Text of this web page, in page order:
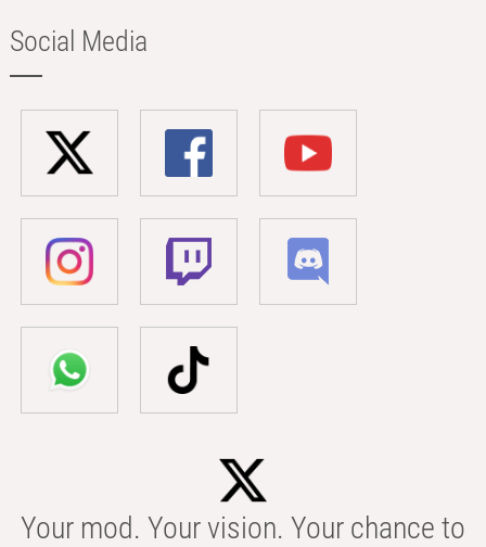
Social Media
Your mod. Your vision. Your chance to